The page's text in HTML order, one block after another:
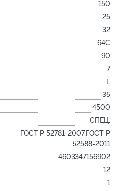
150
25
32
64С
90
7
L
35
4500
СПЕЦ.
ГОСТ Р 52781-2007,ГОСТ Р
52588-2011
4603347156902
12
1